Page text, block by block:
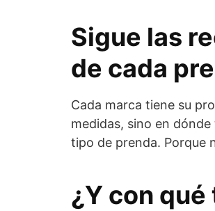
Sigue las
de cada
Cada marca tiene su
medidas, sino en
tipo de prenda. Porque
¿Y con